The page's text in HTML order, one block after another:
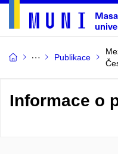
Publikace
Informace o